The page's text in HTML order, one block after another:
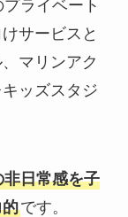
ライベート
サービスと
マリンアク
ッズスタジ
日常感を子
です。